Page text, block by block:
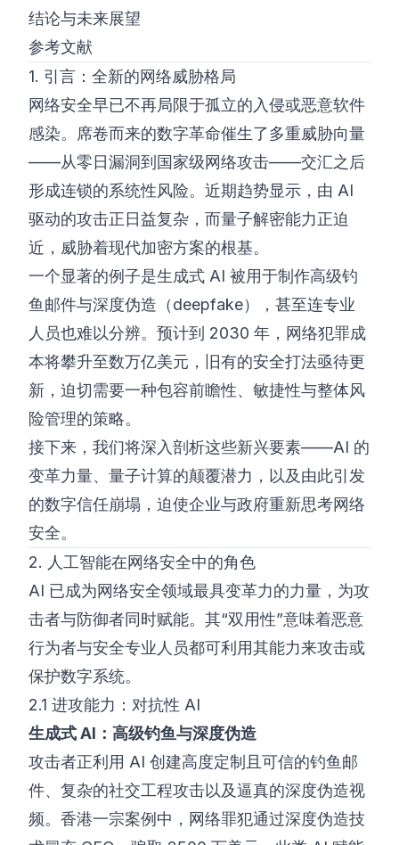
结论与未来展望
参考文献
1. 引言：全新的网络威胁格局
网络安全早已不再局限于孤立的入侵或恶意软件
感染。席卷而来的数字革命催生了多重威胁向量
——从零日漏洞到国家级网络攻击——交汇之后
形成连锁的系统性风险。近期趋势显示，由 AI
驱动的攻击正日益复杂，而量子解密能力正迫
近，威胁着现代加密方案的根基。
一个显著的例子是生成式 AI 被用于制作高级钓
鱼邮件与深度伪造（deepfake），甚至连专业
人员也难以分辨。预计到 2030 年，网络犯罪成
本将攀升至数万亿美元，旧有的安全打法亟待更
新，迫切需要一种包容前瞻性、敏捷性与整体风
险管理的策略。
接下来，我们将深入剖析这些新兴要素——AI 的
变革力量、量子计算的颠覆潜力，以及由此引发
的数字信任崩塌，迫使企业与政府重新思考网络
安全。
2. 人工智能在网络安全中的角色
AI 已成为网络安全领域最具变革力的力量，为攻
击者与防御者同时赋能。其“双用性”意味着恶意
行为者与安全专业人员都可利用其能力来攻击或
保护数字系统。
2.1 进攻能力：对抗性 AI
生成式 AI：高级钓鱼与深度伪造
攻击者正利用 AI 创建高度定制且可信的钓鱼邮
件、复杂的社交工程攻击以及逼真的深度伪造视
频。香港一宗案例中，网络罪犯通过深度伪造技